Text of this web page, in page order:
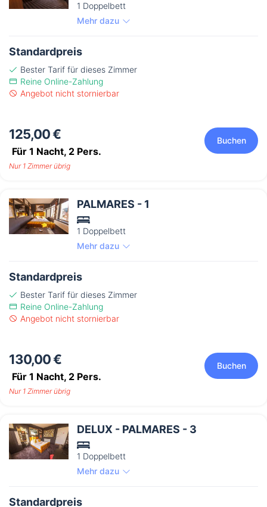
1 Doppelbett
Mehr dazu
Standardpreis
Bester Tarif für dieses Zimmer
Reine Online-Zahlung
Angebot nicht stornierbar
125,00 €
Für 1 Nacht, 2 Pers.
Buchen
Nur 1 Zimmer übrig
PALMARES - 1
1 Doppelbett
Mehr dazu
Standardpreis
Bester Tarif für dieses Zimmer
Reine Online-Zahlung
Angebot nicht stornierbar
130,00 €
Für 1 Nacht, 2 Pers.
Buchen
Nur 1 Zimmer übrig
DELUX - PALMARES - 3
1 Doppelbett
Mehr dazu
Standardpreis